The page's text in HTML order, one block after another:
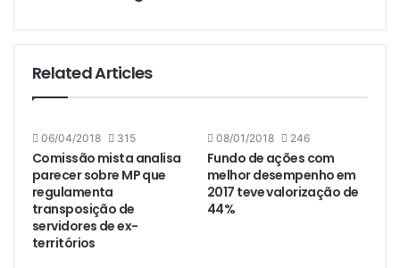
Related Articles
06/04/2018 315
Comissão mista analisa
parecer sobre MP que
regulamenta
transposição de
servidores de ex-
territórios
08/01/2018 246
Fundo de ações com
melhor desempenho em
2017 teve valorização de
44%